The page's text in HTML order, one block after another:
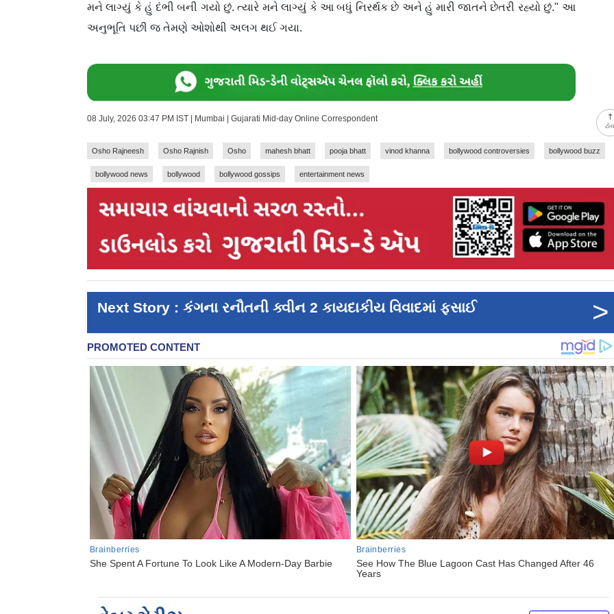
મને લાગ્યું કે હું દંભી બની ગયો છું. ત્યારે મને લાગ્યું કે આ બધું નિરર્થક છે અને હું મારી જાતને છેતરી રહ્યો છું." આ
અનુભૂતિ પછી જ તેમણે ઓશોથી અલગ થઈ ગયા.
08 July, 2026 03:47 PM IST | Mumbai | Gujarati Mid-day Online Correspondent
Osho Rajneesh Osho Rajnish Osho mahesh bhatt pooja bhatt vinod khanna bollywood controversies bollywood buzz
bollywood news bollywood bollywood gossips entertainment news
Next Story : કંગના રનૌતની ક્વીન 2 કાયદાકીય વિવાદમાં ફસાઈ >